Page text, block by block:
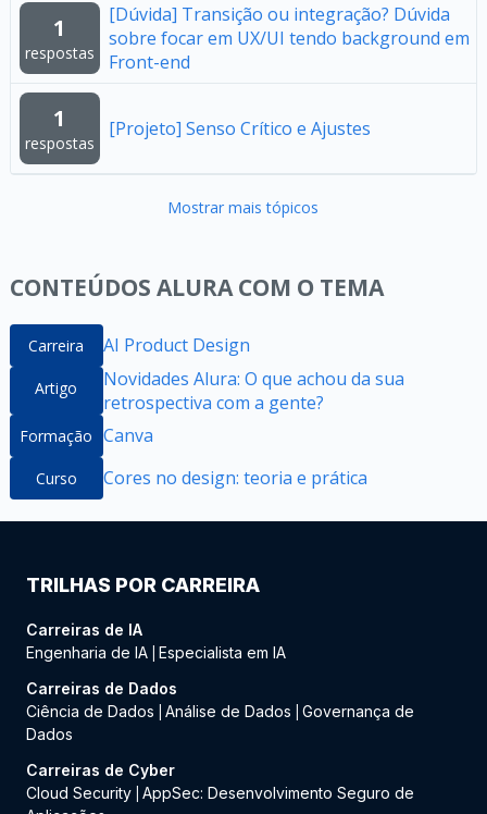
1
respostas
[Dúvida] Transição ou integração? Dúvida
sobre focar em UX/UI tendo background em
Front-end
1
respostas
[Projeto] Senso Crítico e Ajustes
Mostrar mais tópicos
CONTEÚDOS ALURA COM O TEMA
Carreira AI Product Design
Artigo
Novidades Alura: O que achou da sua
retrospectiva com a gente?
Formação Canva
Curso Cores no design: teoria e prática
TRILHAS POR CARREIRA
Carreiras de IA
Engenharia de IA Especialista em IA
Carreiras de Dados
Ciência de Dados
Análise de Dados
Governança de
Dados
Carreiras de Cyber
Cloud Security AppSec: Desenvolvimento Seguro de